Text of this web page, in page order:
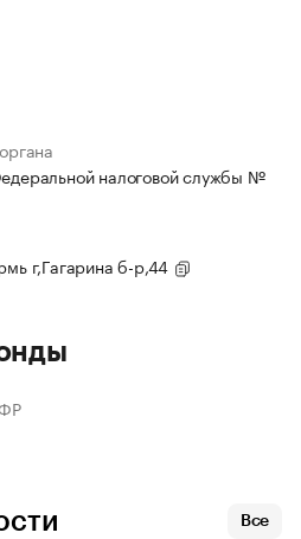
налоговой службы №
г,Гагарина б-р,44
Все